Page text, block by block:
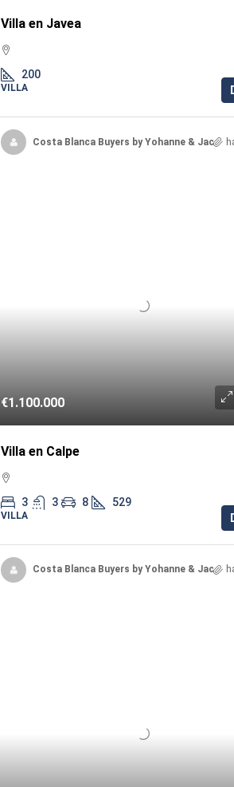
Villa en Javea
200
VILLA
Costa Blanca Buyers by Yohanne &
€1.100.000
Villa en Calpe
3 3 8 529
VILLA
Costa Blanca Buyers by Yohanne &